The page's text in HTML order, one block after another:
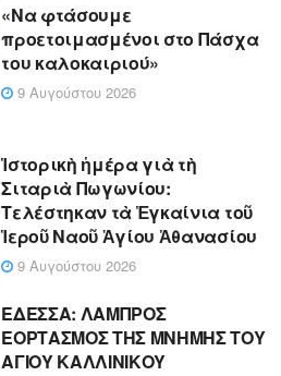
«Να φτάσουμε
προετοιμασμένοι στο Πάσχα
του καλοκαιριού»
9 Αυγούστου 2026
Ἱστορικὴ ἡμέρα γιὰ τὴ
Σιταριὰ Πωγωνίου:
Τελέστηκαν τὰ Ἐγκαίνια τοῦ
Ἱεροῦ Ναοῦ Ἁγίου Ἀθανασίου
9 Αυγούστου 2026
ΕΔΕΣΣΑ: ΛΑΜΠΡΟΣ
ΕΟΡΤΑΣΜΟΣ ΤΗΣ ΜΝΗΜΗΣ ΤΟΥ
ΑΓΙΟΥ ΚΑΛΛΙΝΙΚΟΥ